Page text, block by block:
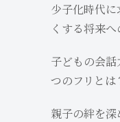
少子化時代
くする将来
子どもの会
つのフリとは
親子の絆を